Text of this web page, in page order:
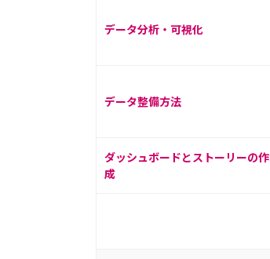
データ分析・可視化
データ整備方法
ダッシュボードとストーリーの作
成